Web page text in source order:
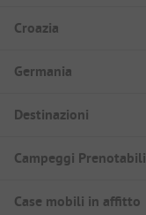
Croazia
Germania
Destinazioni
Campeggi Prenotabili
Case mobili in affitto